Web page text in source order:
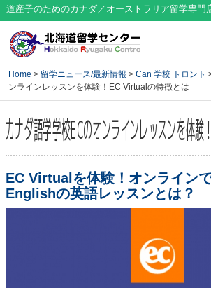
道産子のためのカナダ／オーストラリア留学専門
Home > 留学ニュース/最新情報 > Can 学校 トロント
ンラインレッスンを体験！EC Virtualの特徴とは
カナダ語学学校ECのオンラインレッスンを体
EC Virtualを体験！オンライン
Englishの英語レッスンとは？